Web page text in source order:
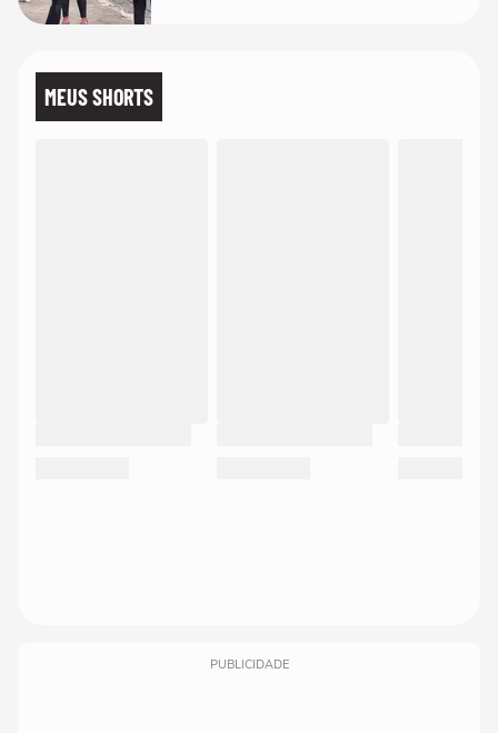
MEUS SHORTS
PUBLICIDADE